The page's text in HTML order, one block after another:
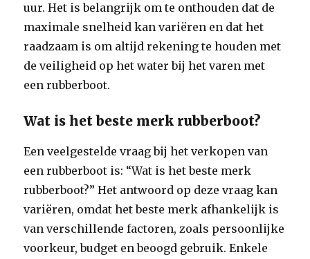
uur. Het is belangrijk om te onthouden dat de
maximale snelheid kan variëren en dat het
raadzaam is om altijd rekening te houden met
de veiligheid op het water bij het varen met
een rubberboot.
Wat is het beste merk rubberboot?
Een veelgestelde vraag bij het verkopen van
een rubberboot is: “Wat is het beste merk
rubberboot?” Het antwoord op deze vraag kan
variëren, omdat het beste merk afhankelijk is
van verschillende factoren, zoals persoonlijke
voorkeur, budget en beoogd gebruik. Enkele